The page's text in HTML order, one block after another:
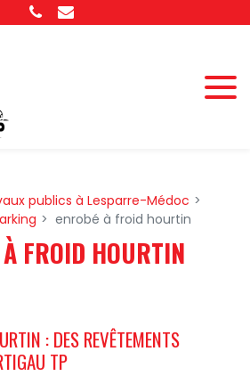
publics à Lesparre-Médoc
enrobé à froid hourtin
FROID HOURTIN
: DES REVÊTEMENTS
TP